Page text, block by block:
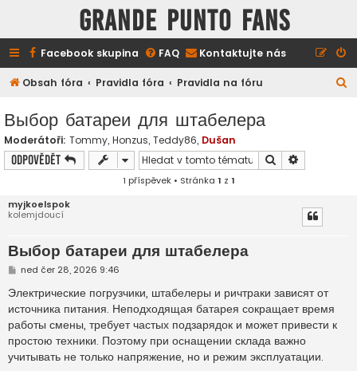
GRANDE PUNTO FANS
Facebook skupina FAQ Kontaktujte nás
Obsah fóra Pravidla fóra Pravidla na fóru
Выбор батареи для штабелера
Moderátoři: Tommy, Honzus, Teddy86, Dušan
Odpovědět Hledat
1 příspěvek • Stránka 1 z 1
myjkoelspok
kolemjdoucí
Выбор батареи для штабелера
P
í
s
p
ě
v
e
ned čer 28, 2026 9:46
Электрические погрузчики, штабелеры и ричтраки зависят от
источника питания. Неподходящая батарея сокращает время
работы смены, требует частых подзарядок и может привести к
простою техники. Поэтому при оснащении склада важно
учитывать не только напряжение, но и режим эксплуатации.